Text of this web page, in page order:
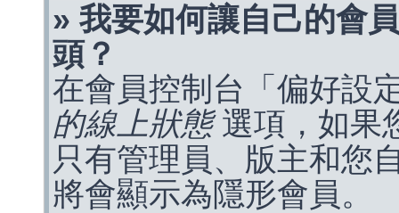
» 我要如何讓自己的會
頭？
在會員控制台「偏好設
的線上狀態選項，如果
只有管理員、版主和您
將會顯示為隱形會員。